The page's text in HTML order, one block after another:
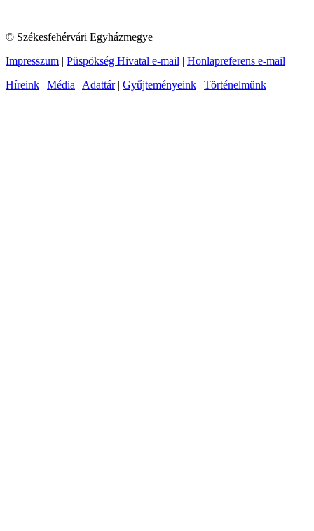
© Székesfehérvári Egyházmegye
Impresszum | Püspökség Hivatal e-mail | Honlapreferens e-mail
Híreink | Média | Adattár| Gyűjteményeink | Történelmünk